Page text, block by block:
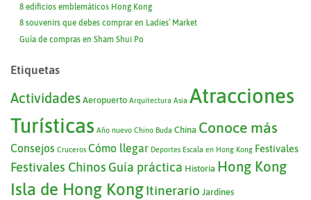
8 edificios emblemáticos Hong Kong
8 souvenirs que debes comprar en Ladies’ Market
Guía de compras en Sham Shui Po
Etiquetas
Actividades Aeropuerto Arquitectura Asia Atracciones
Turísticas Año nuevo Chino Buda China Conoce más
Consejos Cruceros Cómo llegar Deportes Escala en Hong Kong Festivales
Festivales Chinos Guía práctica Historia Hong Kong
Isla de Hong KongItinerario Jardínes